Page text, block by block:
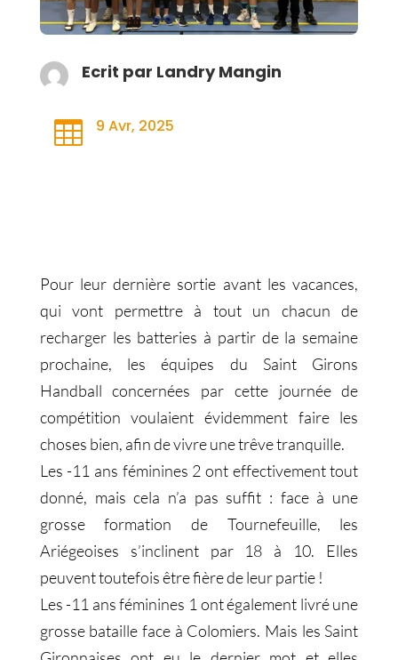
Ecrit par Landry Mangin
 9 Avr, 2025
Pour leur dernière sortie avant les vacances,
qui vont permettre à tout un chacun de
recharger les batteries à partir de la semaine
prochaine, les équipes du Saint Girons
Handball concernées par cette journée de
compétition voulaient évidemment faire les
choses bien, afin de vivre une trêve tranquille.
Les -11 ans féminines 2 ont effectivement tout
donné, mais cela n’a pas suffit : face à une
grosse formation de Tournefeuille, les
Ariégeoises s’inclinent par 18 à 10. Elles
peuvent toutefois être fière de leur partie !
Les -11 ans féminines 1 ont également livré une
grosse bataille face à Colomiers. Mais les Saint